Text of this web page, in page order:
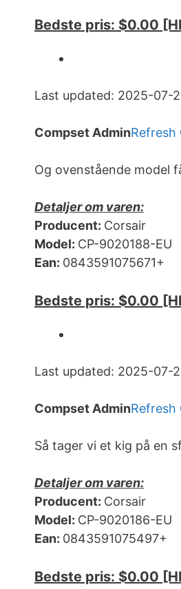
Bedste pris: $0.00
Last updated: 2025-07-
Compset AdminRefresh
Og ovenstående model
Detaljer om varen:
Producent: Corsair
Model: CP-9020188-EU
Ean: 0843591075671+
Bedste pris: $0.00
Last updated: 2025-07-
Compset AdminRefresh
Så tager vi et kig på en
Detaljer om varen:
Producent: Corsair
Model: CP-9020186-EU
Ean: 0843591075497+
Bedste pris: $0.00